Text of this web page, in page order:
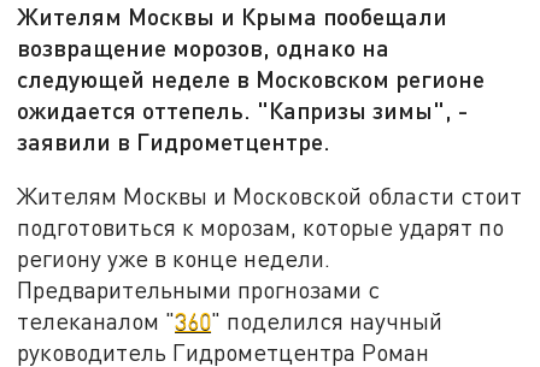
Жителям Москвы и Крыма пообещали
возвращение морозов, однако на
следующей неделе в Московском регионе
ожидается оттепель. "Капризы зимы", -
заявили в Гидрометцентре.
Жителям Москвы и Московской области стоит
подготовиться к морозам, которые ударят по
региону уже в конце недели.
Предварительными прогнозами с
телеканалом "360" поделился научный
руководитель Гидрометцентра Роман